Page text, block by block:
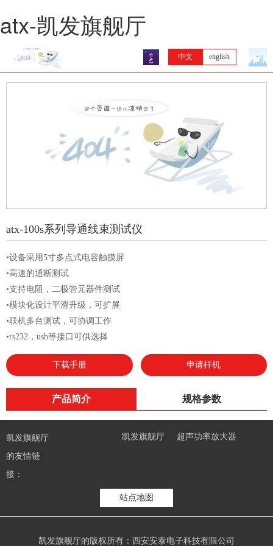
atx-凯发旗舰厅
中文 english
atx-100s系列导通线束测试仪
•设备采用5寸多点式电容触摸屏
•高速的通断测试
•支持电阻，二极管元器件测试
•模块化设计平滑升级，可扩展
•联机多台测试，可协调工作
•rs232，usb等接口可供选择
下载手册 申请样机
产品简介 规格参数
凯发旗舰厅
的友情链
接：
凯发旗舰厅
超声功率放大器
站点地图
凯发旗舰厅的版权所有：西安安泰电子科技有限公司